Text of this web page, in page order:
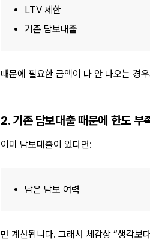
LTV 제한
기존 담보대출
때문에 필요한 금액이 다 안 나오는 경
2. 기존 담보대출 때문에 한도 부
이미 담보대출이 있다면:
남은 담보 여력
만 계산됩니다. 그래서 체감상 “생각보